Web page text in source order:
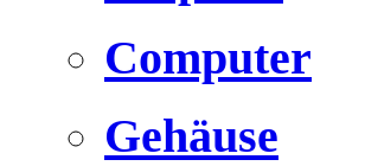
Computer
Gehäuse